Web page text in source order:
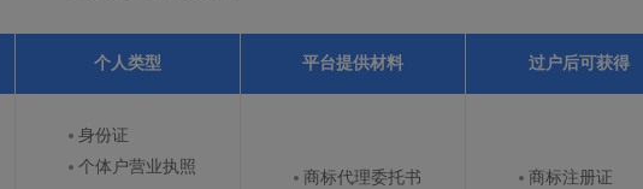
个人类型 平台提供材料 过户后可获得
身份证
个体户营业执照
商标代理委托书
商标注册证